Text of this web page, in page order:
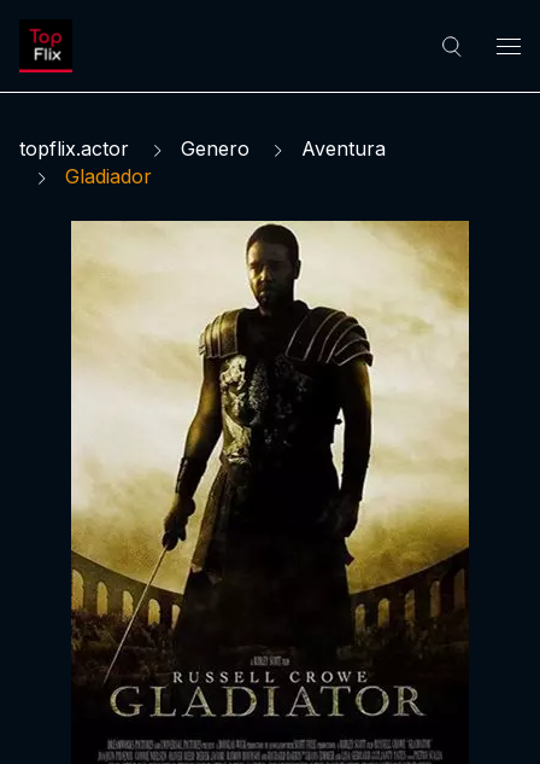
topflix.actor Genero
Aventura
Gladiador